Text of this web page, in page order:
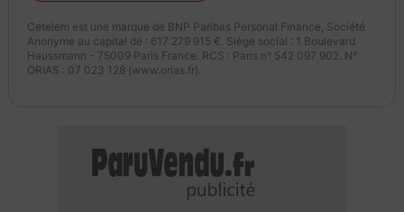
Cetelem est une marque de BNP Paribas Personal Finance, Société
Anonyme au capital de : 617 279 915 €. Siège social : 1 Boulevard
Haussmann - 75009 Paris France. RCS : Paris n° 542 097 902. N°
ORIAS : 07 023 128 (www.orias.fr).